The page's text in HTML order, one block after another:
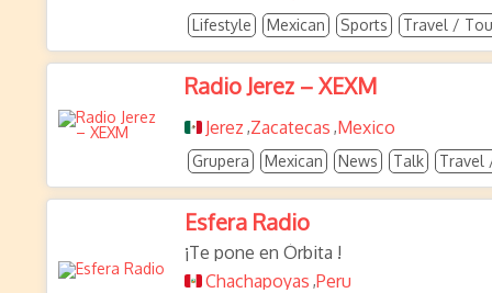
Lifestyle Mexican Sports Travel /
Radio Jerez – XEXM
Jerez ,Zacatecas ,Mexico
Grupera Mexican News Talk Travel
Esfera Radio
¡Te pone en Órbita !
Chachapoyas ,Peru